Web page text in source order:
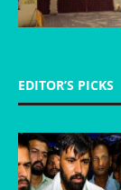
EDITOR’S PICKS